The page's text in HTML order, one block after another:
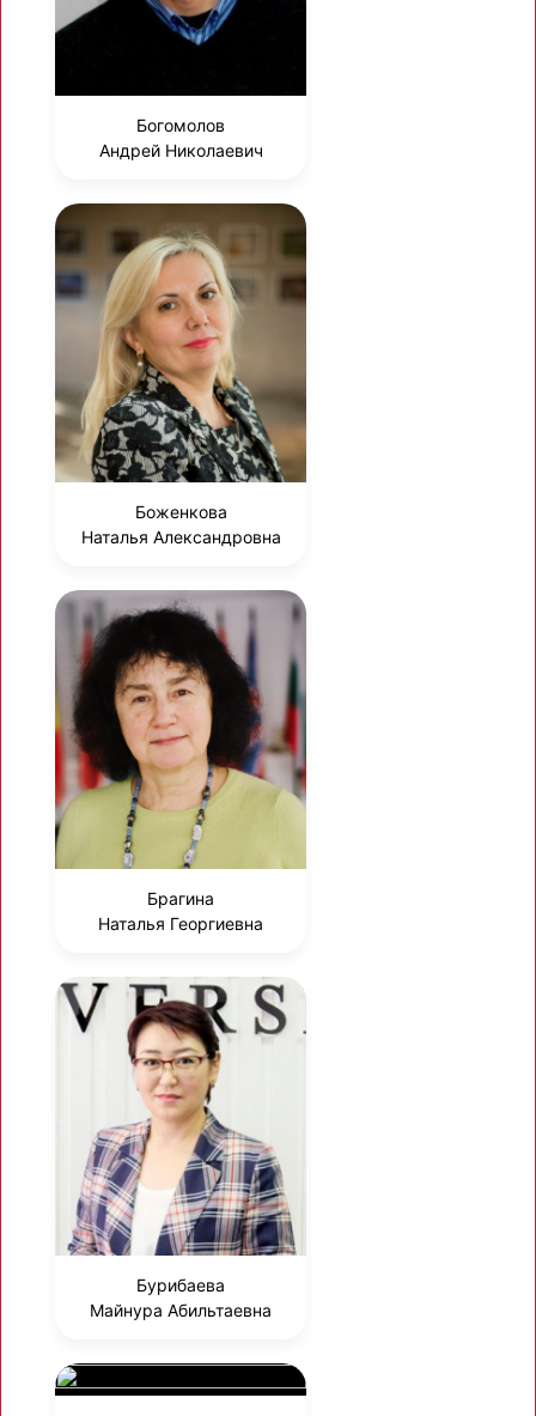
Богомолов
Андрей Николаевич
Боженкова
Наталья Александровна
Брагина
Наталья Георгиевна
Бурибаева
Майнура Абильтаевна